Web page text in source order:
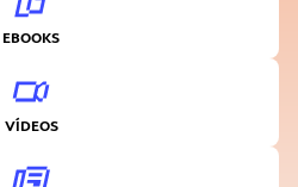
EBOOKS
VÍDEOS